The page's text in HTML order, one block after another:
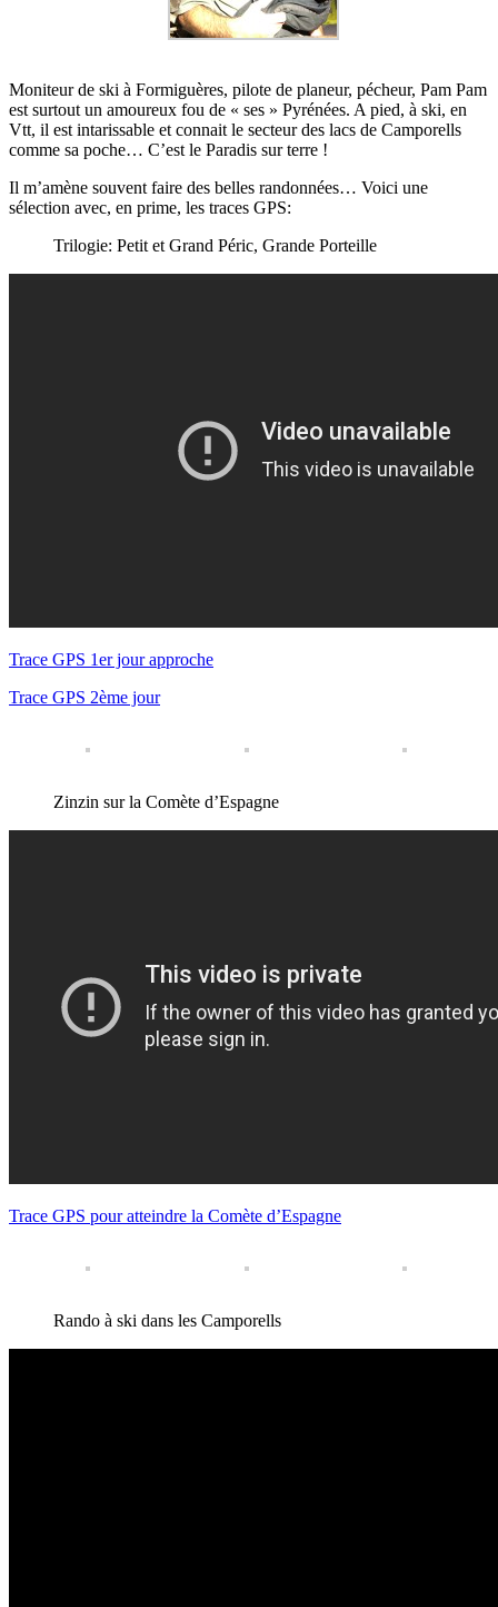
Moniteur de ski à Formiguères, pilote de planeur, pécheur, Pam Pam
est surtout un amoureux fou de « ses » Pyrénées. A pied, à ski, en
Vtt, il est intarissable et connait le secteur des lacs de Camporells
comme sa poche… C’est le Paradis sur terre !
Il m’amène souvent faire des belles randonnées… Voici une
sélection avec, en prime, les traces GPS:
Trilogie: Petit et Grand Péric, Grande Porteille
Trace GPS 1er jour approche
Trace GPS 2ème jour
Zinzin sur la Comète d’Espagne
Trace GPS pour atteindre la Comète d’Espagne
Rando à ski dans les Camporells